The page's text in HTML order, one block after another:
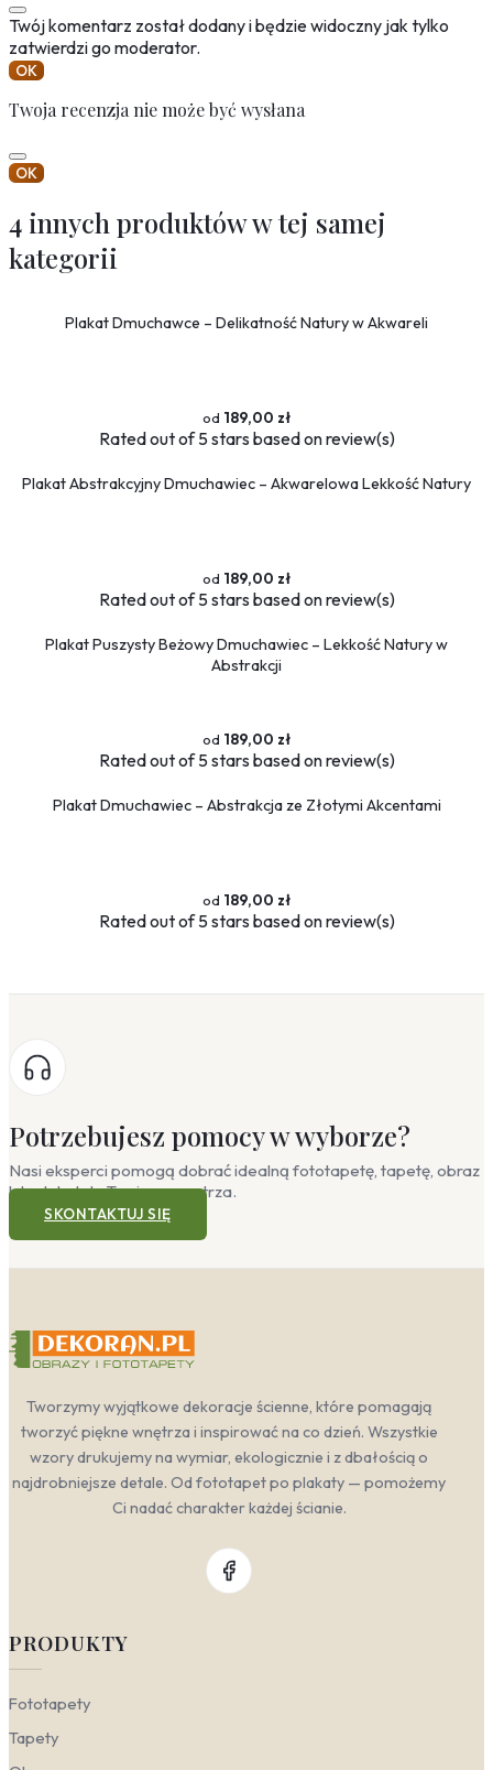
Twój komentarz został dodany i będzie widoczny jak tylko
zatwierdzi go moderator.
OK
Twoja recenzja nie może być wysłana
OK
4 innych produktów w tej samej
kategorii
Plakat Dmuchawce – Delikatność Natury w Akwareli
189,00 zł
Ratedout of 5 stars based onreview(s)
Plakat Abstrakcyjny Dmuchawiec – Akwarelowa Lekkość Natury
189,00 zł
Ratedout of 5 stars based onreview(s)
Plakat Puszysty Beżowy Dmuchawiec – Lekkość Natury w
Abstrakcji
189,00 zł
Ratedout of 5 stars based onreview(s)
Plakat Dmuchawiec – Abstrakcja ze Złotymi Akcentami
189,00 zł
Ratedout of 5 stars based onreview(s)
Potrzebujesz pomocy w wyborze?
Nasi eksperci pomogą dobrać idealną fototapetę, tapetę, obraz
lub plakat do Twojego wnętrza.
SKONTAKTUJ SIĘ
Tworzymy wyjątkowe dekoracje ścienne, które pomagają
tworzyć piękne wnętrza i inspirować na co dzień. Wszystkie
wzory drukujemy na wymiar, ekologicznie i z dbałością o
najdrobniejsze detale. Od fototapet po plakaty — pomożemy
Ci nadać charakter każdej ścianie.
PRODUKTY
Fototapety
Tapety